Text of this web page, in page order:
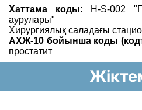
Хаттама коды: H-S-002
аурулары"
Хирургиялық саладағы
АХЖ-10 бойынша коды
простатит